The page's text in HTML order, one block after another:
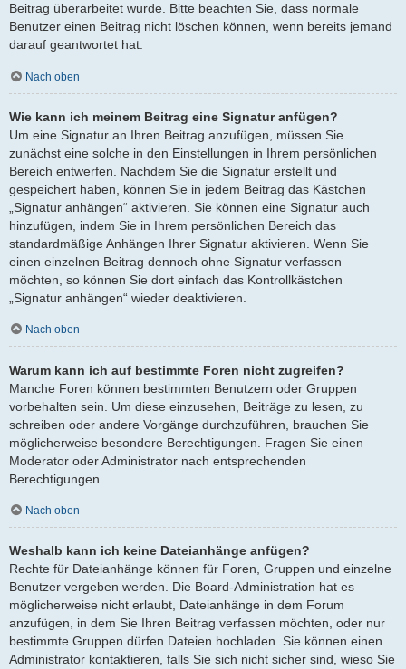
Beitrag überarbeitet wurde. Bitte beachten Sie, dass normale
Benutzer einen Beitrag nicht löschen können, wenn bereits jemand
darauf geantwortet hat.
Nach oben
Wie kann ich meinem Beitrag eine Signatur anfügen?
Um eine Signatur an Ihren Beitrag anzufügen, müssen Sie
zunächst eine solche in den Einstellungen in Ihrem persönlichen
Bereich entwerfen. Nachdem Sie die Signatur erstellt und
gespeichert haben, können Sie in jedem Beitrag das Kästchen
„Signatur anhängen“ aktivieren. Sie können eine Signatur auch
hinzufügen, indem Sie in Ihrem persönlichen Bereich das
standardmäßige Anhängen Ihrer Signatur aktivieren. Wenn Sie
einen einzelnen Beitrag dennoch ohne Signatur verfassen
möchten, so können Sie dort einfach das Kontrollkästchen
„Signatur anhängen“ wieder deaktivieren.
Nach oben
Warum kann ich auf bestimmte Foren nicht zugreifen?
Manche Foren können bestimmten Benutzern oder Gruppen
vorbehalten sein. Um diese einzusehen, Beiträge zu lesen, zu
schreiben oder andere Vorgänge durchzuführen, brauchen Sie
möglicherweise besondere Berechtigungen. Fragen Sie einen
Moderator oder Administrator nach entsprechenden
Berechtigungen.
Nach oben
Weshalb kann ich keine Dateianhänge anfügen?
Rechte für Dateianhänge können für Foren, Gruppen und einzelne
Benutzer vergeben werden. Die Board-Administration hat es
möglicherweise nicht erlaubt, Dateianhänge in dem Forum
anzufügen, in dem Sie Ihren Beitrag verfassen möchten, oder nur
bestimmte Gruppen dürfen Dateien hochladen. Sie können einen
Administrator kontaktieren, falls Sie sich nicht sicher sind, wieso Sie